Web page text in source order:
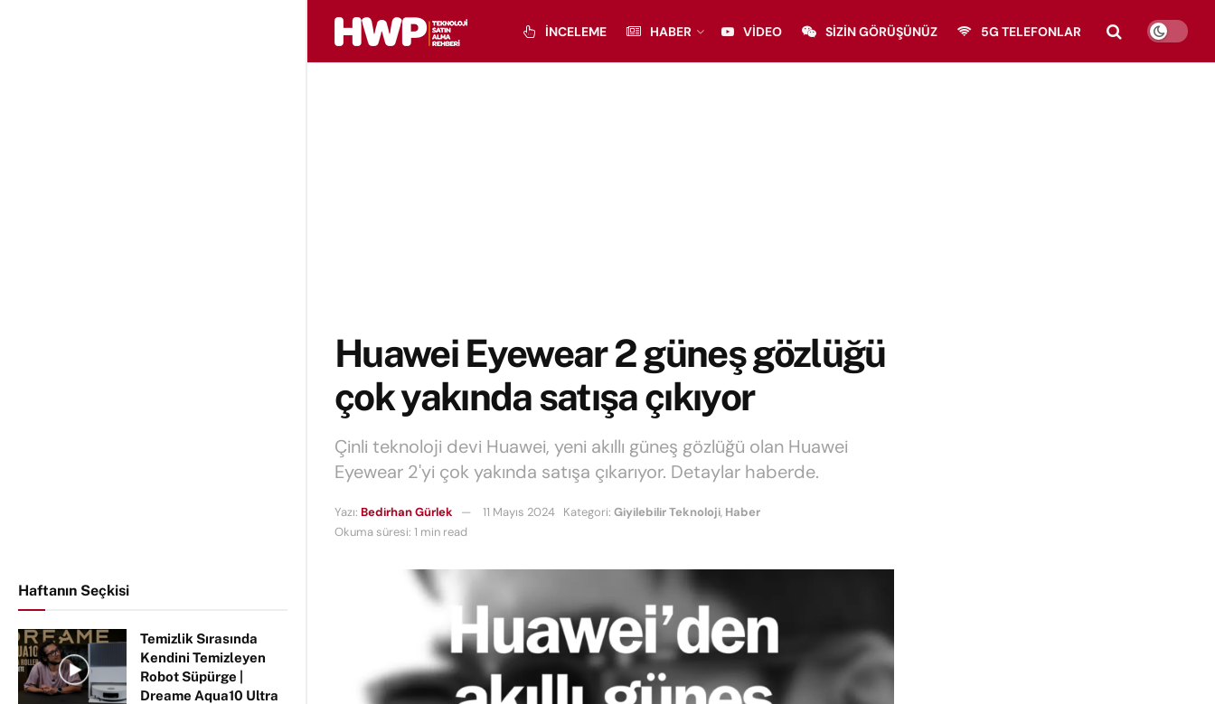
Haftanın Seçkisi
Temizlik Sırasında
Kendini Temizleyen
Robot Süpürge |
Dreame Aqua10 Ultra
İNCELEME HABER VIDEO SIZIN GÖRÜŞÜNÜZ 5G TELEFONLAR
Huawei Eyewear 2 güneş gözlüğü
çok yakında satışa çıkıyor
Çinli teknoloji devi Huawei, yeni akıllı güneş gözlüğü olan Huawei
Eyewear 2'yi çok yakında satışa çıkarıyor. Detaylar haberde.
Yazı: Bedirhan Gürlek 11 Mayıs 2024 Kategori: Giyilebilir Teknoloji, Haber
Okuma süresi: 1 min read